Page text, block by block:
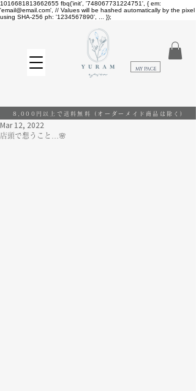
1016681813662655 fbq('init', '748067731224751', { em:
'email@email.com', // Values will be hashed automatically by the pixel
using SHA-256 ph: '1234567890', ... });
​MY PAGE
8,000円以上で送料無料 (オーダーメイド商品は除く)
店頭で想うこと…🌸
Mar 12, 2022